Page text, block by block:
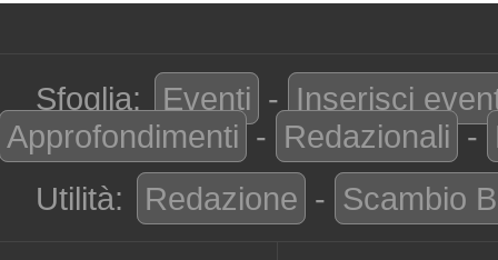
Sfoglia: Eventi - Inserisci
Approfondimenti - Redazionali -
Utilità:
Redazione - Scambio